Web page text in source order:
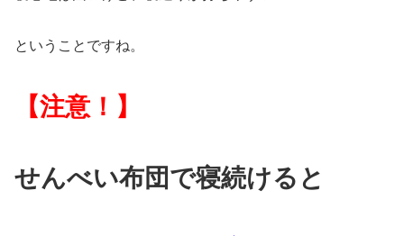
ということですね。
【注意！】
せんべい布団で寝続けると